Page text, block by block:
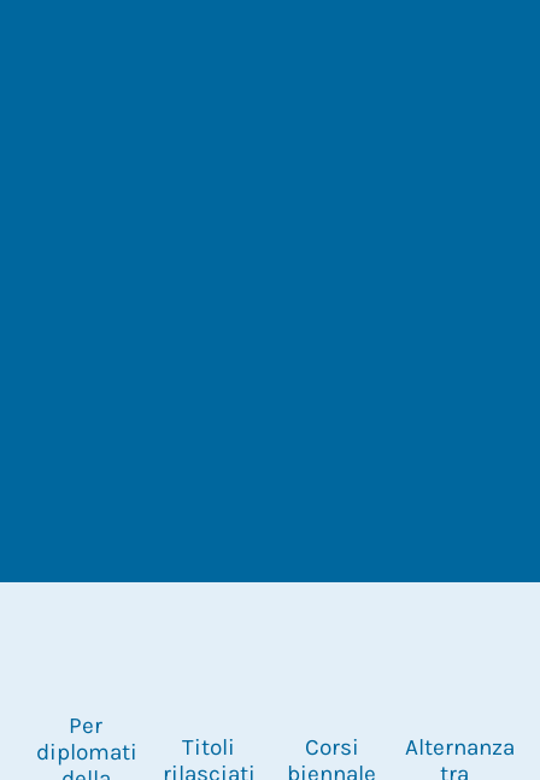
Per
diplomati
Titoli
rilasciati
Corsi
biennale
Alternanza
tra